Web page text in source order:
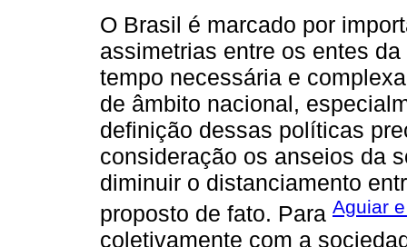
O Brasil é marcado por
assimetrias entre os entes
tempo necessária e
de âmbito nacional,
definição dessas políticas
consideração os anseios da
diminuir o distanciamento
proposto de fato. Para Aguiar
coletivamente com a